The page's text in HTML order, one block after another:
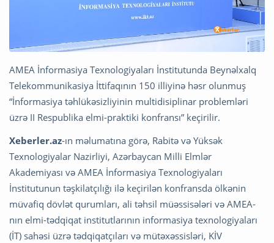
AMEA İnformasiya Texnologiyaları İnstitutunda Beynəlxalq
Telekommunikasiya İttifaqının 150 illiyinə həsr olunmuş
“İnformasiya təhlükəsizliyinin multidisiplinar problemləri
üzrə II Respublika elmi-praktiki konfransı” keçirilir.
Xeberler.az-ın məlumatına görə, Rabitə və Yüksək
Texnologiyalar Nazirliyi, Azərbaycan Milli Elmlər
Akademiyası və AMEA İnformasiya Texnologiyaları
İnstitutunun təşkilatçılığı ilə keçirilən konfransda ölkənin
müvafiq dövlət qurumları, ali təhsil müəssisələri və AMEA-
nın elmi-tədqiqat institutlarının informasiya texnologiyaları
(İT) sahəsi üzrə tədqiqatçıları və mütəxəssisləri, KİV